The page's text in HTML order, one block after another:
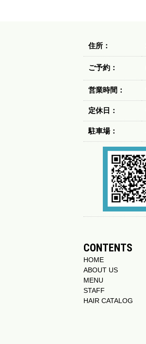
住所：
ご予約：
営業時間：
定休日：
駐車場：
CONTENTS
HOME
ABOUT US
MENU
STAFF
HAIR CATALOG